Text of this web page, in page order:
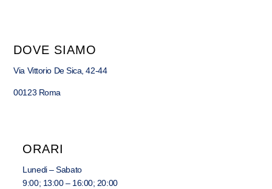
DOVE SIAMO
Via Vittorio De Sica, 42-44
00123 Roma
ORARI
Lunedi – Sabato
9:00; 13:00 – 16:00; 20:00